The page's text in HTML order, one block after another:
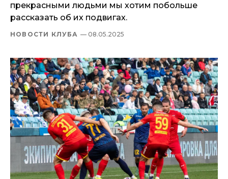
прекрасными людьми мы хотим побольше
рассказать об их подвигах.
НОВОСТИ КЛУБА — 08.05.2025